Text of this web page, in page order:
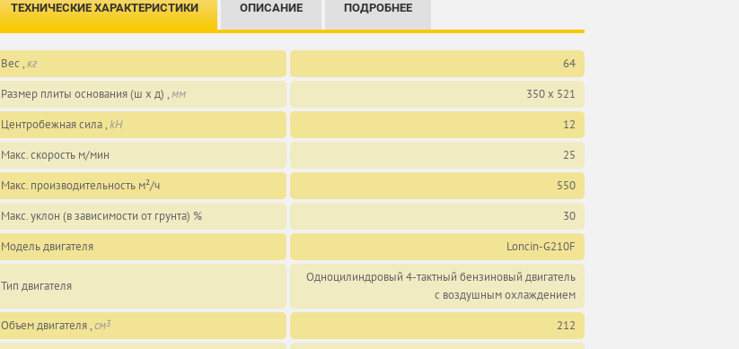
ТЕХНИЧЕСКИЕ ХАРАКТЕРИСТИКИ ОПИСАНИЕ ПОДРОБНЕЕ
Вес ,кг
64
Размер плиты основания (ш x д) ,мм
350 x 521
Центробежная сила ,kH
12
Макс. скорость м/мин
25
Макс. производительность м²/ч
550
Макс. уклон (в зависимости от грунта) %
30
Модель двигателя
Loncin-G210F
Тип двигателя
Одноцилиндровый 4-тактный бензиновый двигатель
с воздушным охлаждением
Объем двигателя ,см3
212